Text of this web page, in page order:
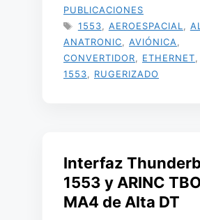
PUBLICACIONES
ETIQUETAS
1553 AEROESPACIAL
ANATRONIC
AVIÓNICA
CONVERTIDOR
ETHERNET
1553
RUGERIZADO
Interfaz
1553 y ARINC
MA4 de Alta DT